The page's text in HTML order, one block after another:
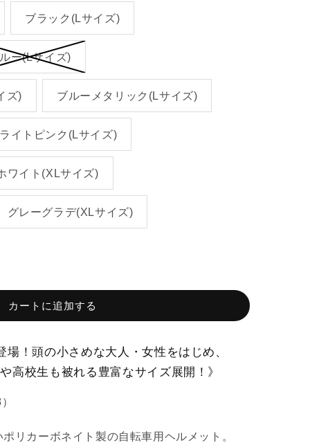
ブラック(Lサイズ)
ー(Lサイズ)
ズ) ブルーメタリック(Lサイズ)
ライトピンク(Lサイズ)
ワイト(XLサイズ)
グレーグラデ(XLサイズ)
カートに追加する
場！頭の小さめな大人・女性をはじめ、
高校生も被れる豊富なサイズ展開！》
リカーボネイト製の自転車用ヘルメット。